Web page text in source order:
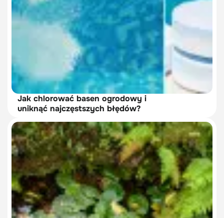
Jak chlorować basen ogrodowy i
uniknąć najczęstszych błędów?